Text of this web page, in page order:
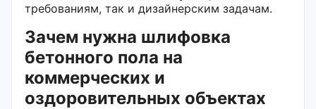
требованиям, так и дизайнерским задачам.
Зачем нужна шлифовка
бетонного пола на
коммерческих и
оздоровительных объектах